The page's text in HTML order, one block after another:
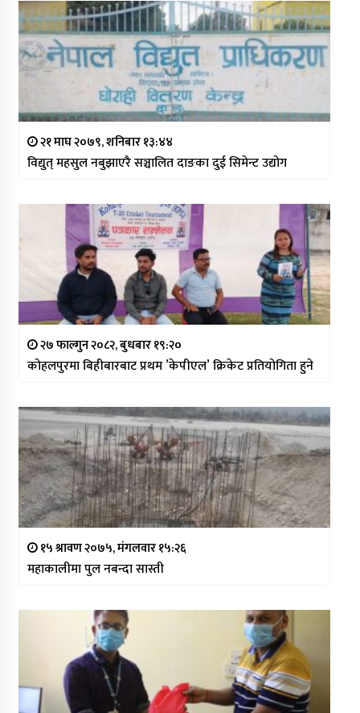
२१ माघ २०७९, शनिबार १३:४४
विद्युत् महसुल नबुझाएरै सञ्चालित दाङका दुई सिमेन्ट उद्योग
२७ फाल्गुन २०८२, बुधबार १९:२०
कोहलपुरमा बिहीबारबाट प्रथम ’केपीएल’ क्रिकेट प्रतियोगिता हुने
१५ श्रावण २०७५, मंगलवार १५:२६
महाकालीमा पुल नबन्दा सास्ती